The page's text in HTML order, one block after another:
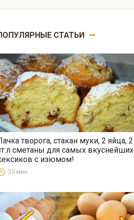
СТАТЬИ
Выпечка
творога, стакан муки, 2 яйца, 2
сметаны для самых вкуснейших
с изюмом!
35 мин.